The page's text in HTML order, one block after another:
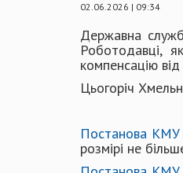
02.06.2026 | 09:34
Державна
Роботодавці,
компенсацію
Цьогоріч
Постанова
розмірі не